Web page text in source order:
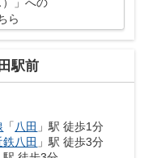
ら
駅前
「八田 」駅 徒歩1分
鉄八田 」駅 徒歩3分